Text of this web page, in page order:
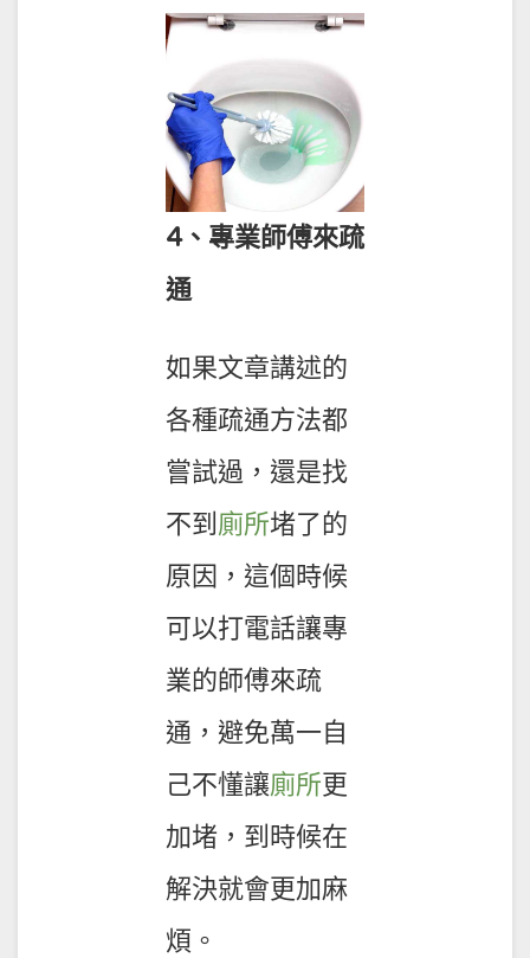
4、專業師傅來疏
通
如果文章講述的
各種疏通方法都
嘗試過，還是找
不到 廁所堵了的
原因，這個時候
可以打電話讓專
業的師傅來疏
通，避免萬一自
己不懂讓廁所更
加堵，到時候在
解決就會更加麻
煩。